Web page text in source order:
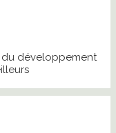
du développement